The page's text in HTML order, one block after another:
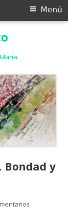
Menú
Bondad y